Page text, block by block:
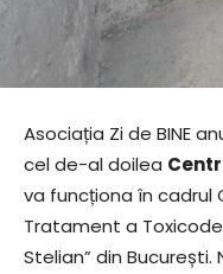
Asociația Zi de BINE
cel de-al doilea
va funcționa în cadrul
Tratament a
Stelian” din